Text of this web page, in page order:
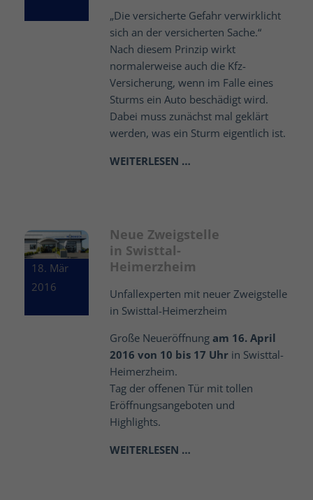
„Die versicherte Gefahr verwirklicht
sich an der versicherten Sache.“
Nach diesem Prinzip wirkt
normalerweise auch die Kfz-
Versicherung, wenn im Falle eines
Sturms ein Auto beschädigt wird.
Dabei muss zunächst mal geklärt
werden, was ein Sturm eigentlich ist.
WEITERLESEN …
18. Mär
2016
Neue Zweigstelle
in Swisttal-
Heimerzheim
Unfallexperten mit neuer Zweigstelle
in Swisttal-Heimerzheim
Große Neueröffnungam 16. April
2016 von 10 bis 17 Uhr in Swisttal-
Heimerzheim.
Tag der offenen Tür mit tollen
Eröffnungsangeboten und
Highlights.
WEITERLESEN …